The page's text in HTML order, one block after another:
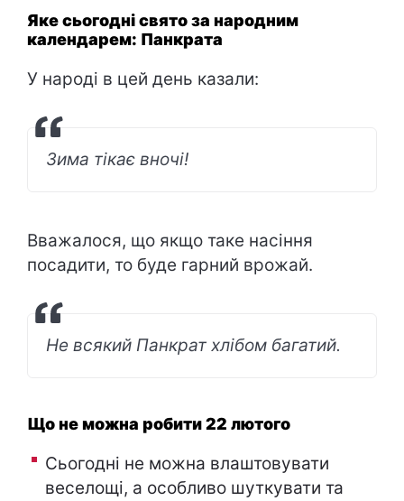
Яке сьогодні свято за народним
календарем: Панкрата
У народі в цей день казали:
Зима тікає вночі!
Вважалося, що якщо таке насіння
посадити, то буде гарний врожай.
Не всякий Панкрат хлібом багатий.
Що не можна робити 22 лютого
Сьогодні не можна влаштовувати
веселощі, а особливо шуткувати та